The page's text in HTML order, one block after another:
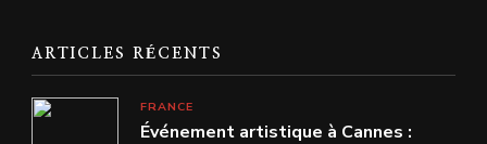
ARTICLES RÉCENTS
FRANCE
Événement artistique à Cannes :